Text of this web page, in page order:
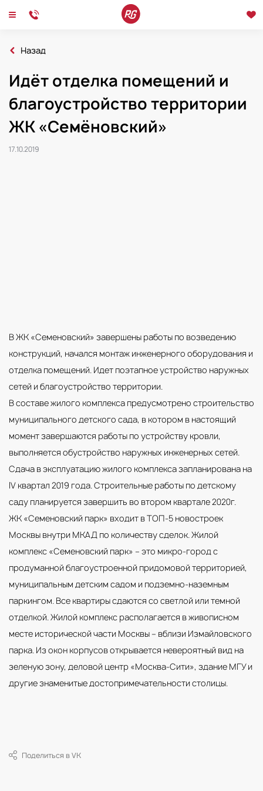
2019
Идёт отделка помещений и благоустройство территории ЖК
Новости Интервью Мероприятия
Назад
Идёт отделка помещений и
благоустройство территории
ЖК «Семёновский»
17.10.2019
В ЖК «Семеновский» завершены работы по возведению
конструкций, начался монтаж инженерного оборудования и
отделка помещений. Идет поэтапное устройство наружных
сетей и благоустройство территории.
В составе жилого комплекса предусмотрено строительство
муниципального детского сада, в котором в настоящий
момент завершаются работы по устройству кровли,
выполняется обустройство наружных инженерных сетей.
Сдача в эксплуатацию жилого комплекса запланирована на
IV квартал 2019 года. Строительные работы по детскому
саду планируется завершить во втором квартале 2020г.
ЖК «Семеновский парк» входит в ТОП-5 новостроек
Москвы внутри МКАД по количеству сделок. Жилой
комплекс «Семеновский парк» – это микро-город с
продуманной благоустроенной придомовой территорией,
муниципальным детским садом и подземно-наземным
паркингом. Все квартиры сдаются со светлой или темной
отделкой. Жилой комплекс располагается в живописном
месте исторической части Москвы – вблизи Измайловского
парка. Из окон корпусов открывается невероятный вид на
зеленую зону, деловой центр «Москва-Сити», здание МГУ и
другие знаменитые достопримечательности столицы.
Поделиться в VK